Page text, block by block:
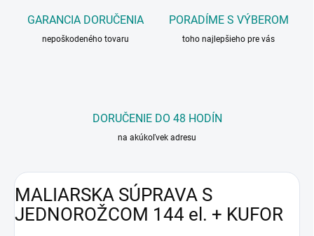
GARANCIA DORUČENIA
nepoškodeného tovaru
PORADÍME S VÝBEROM
toho najlepšieho pre vás
DORUČENIE DO 48 HODÍN
na akúkoľvek adresu
MALIARSKA SÚPRAVA S
JEDNOROŽCOM 144 el. + KUFOR